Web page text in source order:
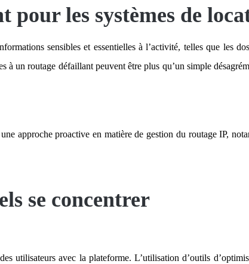
les systèmes de
sensibles et essentielles à l’activité, telles que les
à un routage défaillant peuvent être plus qu’un simple
approche proactive en matière de gestion du routage IP,
se concentrer
utilisateurs avec la plateforme. L’utilisation d’outils